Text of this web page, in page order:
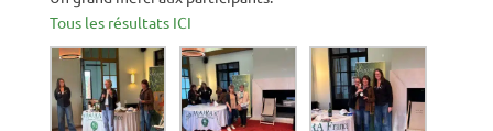
Tous les résultats ICI